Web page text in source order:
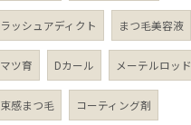
ラッシュアディクト まつ毛美容液
マツ育 Dカール メーテルロッド
束感まつ毛 コーティング剤